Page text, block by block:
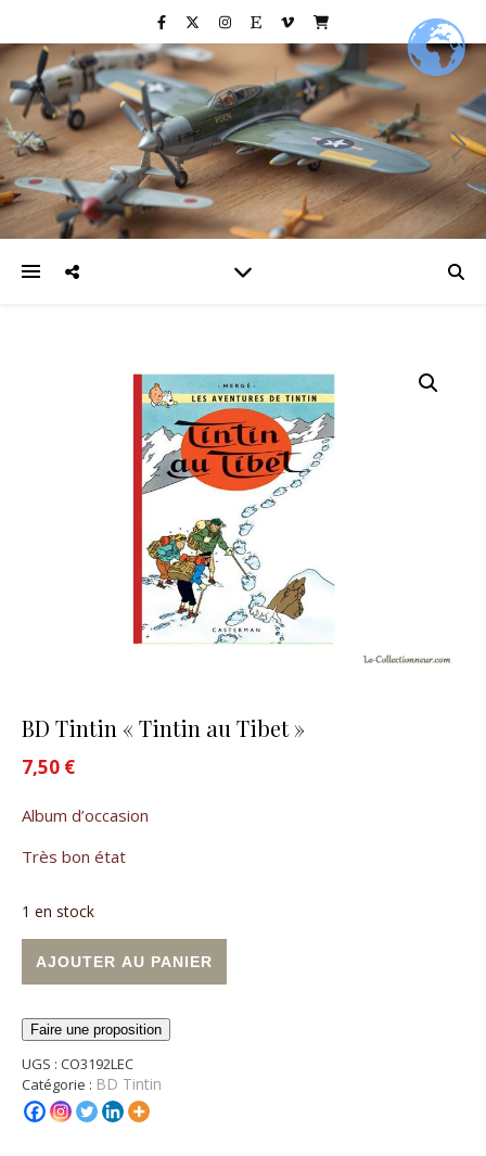
BD Tintin « Tintin au Tibet »
7,50 €
Album d’occasion
Très bon état
1 en stock
AJOUTER AU PANIER
Faire une proposition
UGS : CO3192LEC
Catégorie : BD Tintin